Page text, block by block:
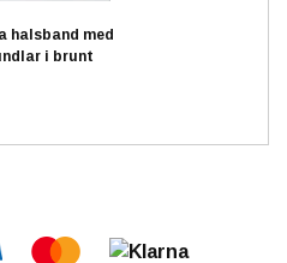
halsband med
i brunt